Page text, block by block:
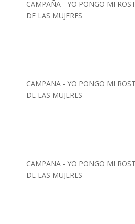
CAMPAÑA - YO PONGO MI
DE LAS MUJERES
CAMPAÑA - YO PONGO MI
DE LAS MUJERES
CAMPAÑA - YO PONGO MI
DE LAS MUJERES